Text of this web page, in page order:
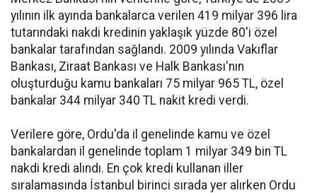
yılının ilk ayında bankalarca verilen 419 milyar 396 lira
tutarındaki nakdi kredinin yaklaşık yüzde 80'i özel
bankalar tarafından sağlandı. 2009 yılında Vakıflar
Bankası, Ziraat Bankası ve Halk Bankası'nın
oluşturduğu kamu bankaları 75 milyar 965 TL, özel
bankalar 344 milyar 340 TL nakit kredi verdi.
Verilere göre, Ordu'da il genelinde kamu ve özel
bankalardan il genelinde toplam 1 milyar 349 bin TL
nakdi kredi alındı. En çok kredi kullanan iller
sıralamasında İstanbul birinci sırada yer alırken Ordu